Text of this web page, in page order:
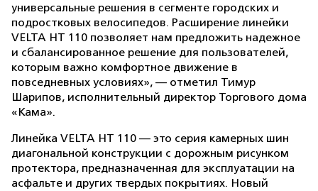
универсальные решения в сегменте городских и
подростковых велосипедов. Расширение линейки
VELTA HT 110 позволяет нам предложить надежное
и сбалансированное решение для пользователей,
которым важно комфортное движение в
повседневных условиях», — отметил Тимур
Шарипов, исполнительный директор Торгового дома
«Кама».
Линейка VELTA HT 110 — это серия камерных шин
диагональной конструкции с дорожным рисунком
протектора, предназначенная для эксплуатации на
асфальте и других твердых покрытиях. Новый